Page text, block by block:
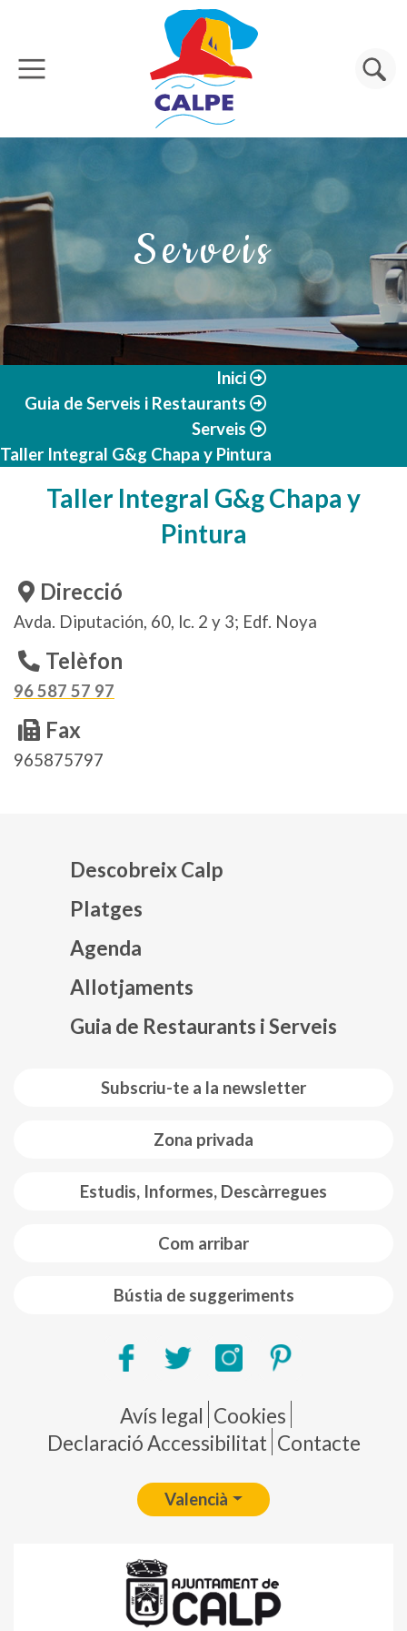
Cerca
Serveis
Inici
Guia de Serveis i Restaurants
Serveis
Taller Integral G&g Chapa y Pintura
Taller Integral G&g Chapa y
Pintura
Direcció
Avda. Diputación, 60, lc. 2 y 3; Edf. Noya
Telèfon
96 587 57 97
Fax
965875797
Subscriu-te a la newsletter
Zona privada
Estudis, Informes, Descàrregues
Com arribar
Bústia de suggeriments
Descobreix Calp
Platges
Agenda
Allotjaments
Guia de Restaurants i Serveis
Pie de página
Avís legal Cookies
Declaració Accessibilitat Contacte
Valencià